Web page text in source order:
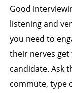
Good
listening and
you need to
their nerves
candidate. Ask
commute, type